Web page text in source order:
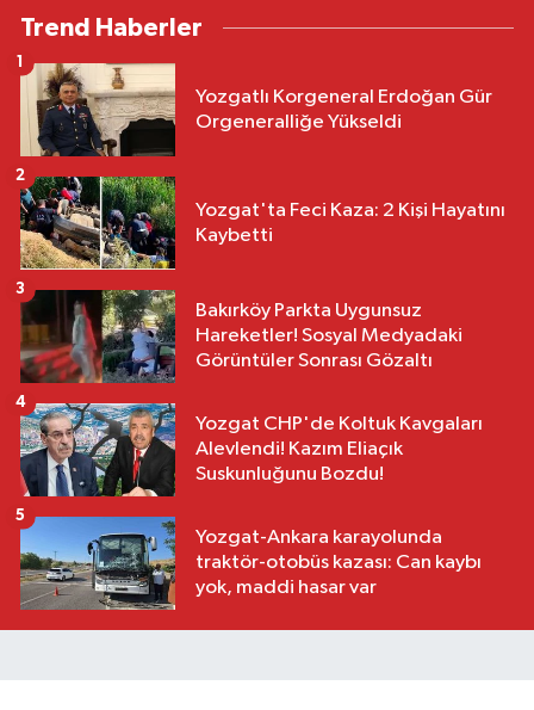
Trend Haberler
Yozgatlı Korgeneral Erdoğan Gür
Orgeneralliğe Yükseldi
1
Yozgat'ta Feci Kaza: 2 Kişi Hayatını
Kaybetti
2
Bakırköy Parkta Uygunsuz
Hareketler! Sosyal Medyadaki
Görüntüler Sonrası Gözaltı
3
Yozgat CHP'de Koltuk Kavgaları
Alevlendi! Kazım Eliaçık
Suskunluğunu Bozdu!
4
Yozgat-Ankara karayolunda
traktör-otobüs kazası: Can kaybı
yok, maddi hasar var
5